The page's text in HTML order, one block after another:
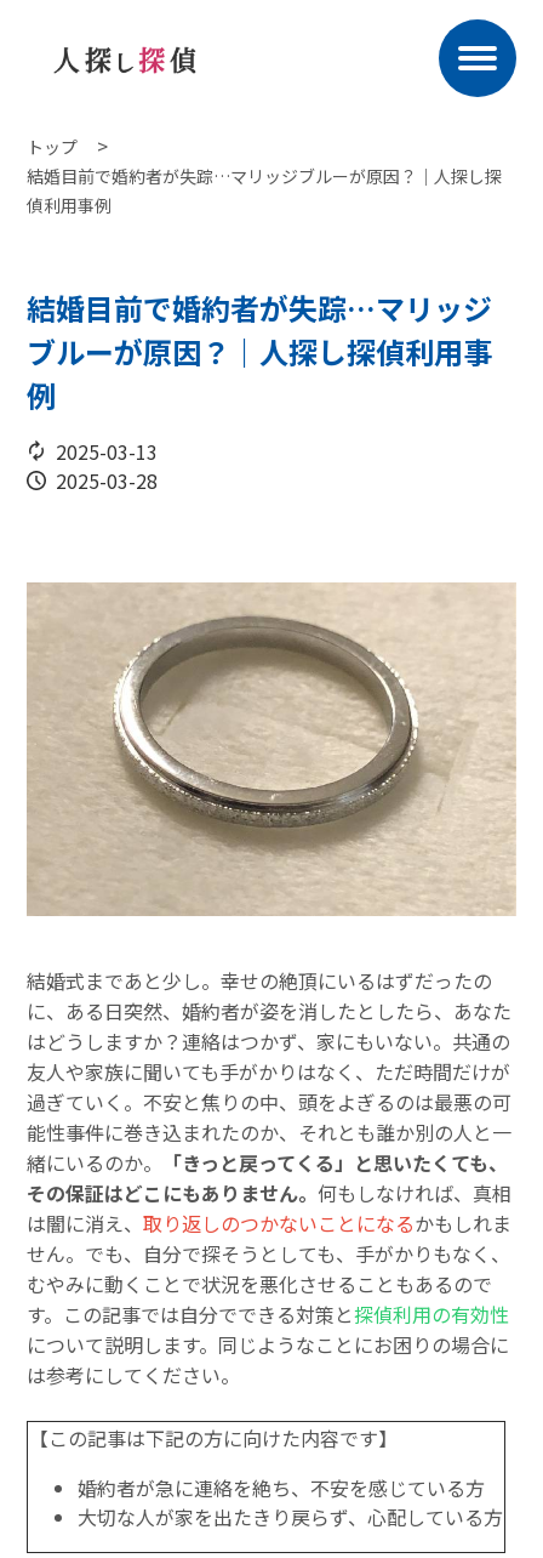
トップ
結婚目前で婚約者が失踪…マリッジブルーが原因？｜人探し探
偵利用事例
結婚目前で婚約者が失踪…マリッジ
ブルーが原因？｜人探し探偵利用事
例
2025-03-13
2025-03-28
結婚式まであと少し。幸せの絶頂にいるはずだったの
に、ある日突然、婚約者が姿を消したとしたら、あなた
はどうしますか？連絡はつかず、家にもいない。共通の
友人や家族に聞いても手がかりはなく、ただ時間だけが
過ぎていく。不安と焦りの中、頭をよぎるのは最悪の可
能性――事件に巻き込まれたのか、それとも誰か別の人と一
緒にいるのか。
「きっと戻ってくる」と思いたくても、
その保証はどこにもありません。 何もしなければ、真相
は闇に消え、取り返しのつかないことになるかもしれま
せん。でも、自分で探そうとしても、手がかりもなく、
むやみに動くことで状況を悪化させることもあるので
す。この記事では自分でできる対策と探偵利用の有効性
について説明します。同じようなことにお困りの場合に
は参考にしてください。
【この記事は下記の方に向けた内容です】
婚約者が急に連絡を絶ち、不安を感じている方
大切な人が家を出たきり戻らず、心配している方